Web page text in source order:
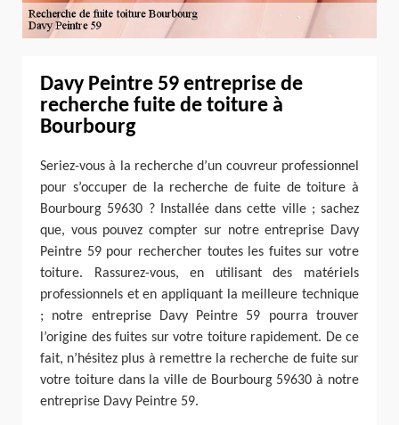
Davy Peintre 59 entreprise de
recherche fuite de toiture à
Bourbourg
Seriez-vous à la recherche d’un couvreur professionnel
pour s’occuper de la recherche de fuite de toiture à
Bourbourg 59630 ? Installée dans cette ville ; sachez
que, vous pouvez compter sur notre entreprise Davy
Peintre 59 pour rechercher toutes les fuites sur votre
toiture. Rassurez-vous, en utilisant des matériels
professionnels et en appliquant la meilleure technique
; notre entreprise Davy Peintre 59 pourra trouver
l’origine des fuites sur votre toiture rapidement. De ce
fait, n’hésitez plus à remettre la recherche de fuite sur
votre toiture dans la ville de Bourbourg 59630 à notre
entreprise Davy Peintre 59.